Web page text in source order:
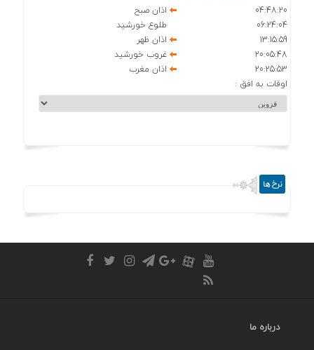
04:48:20
اذان صبح
06:24:04
طلوع خورشید
13:15:59
اذان ظهر
20:05:48
غروب خورشید
20:25:53
اذان مغرب
اوقات به افق :
نرخ ها
درباره ما